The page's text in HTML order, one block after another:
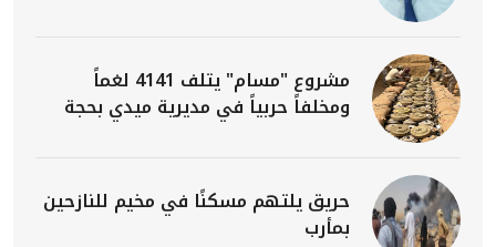
مشروع "مسام" يتلف 4141 لغماً
ومخلفاً حربياً في مديرية ميدي بحجة
حريق يلتهم مسكنًا في مخيم للنازحين
بمأرب